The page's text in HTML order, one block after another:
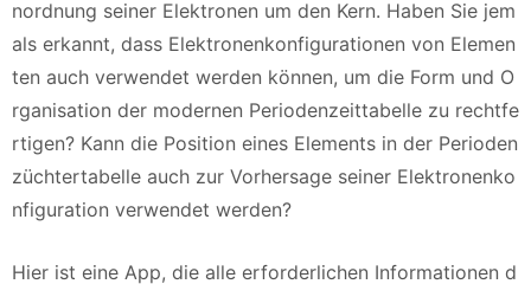
nordnung seiner Elektronen um den Kern. Haben Sie jem
als erkannt, dass Elektronenkonfigurationen von Elemen
ten auch verwendet werden können, um die Form und O
rganisation der modernen Periodenzeittabelle zu rechtfe
rtigen? Kann die Position eines Elements in der Perioden
züchtertabelle auch zur Vorhersage seiner Elektronenko
nfiguration verwendet werden?
Hier ist eine App, die alle erforderlichen Informationen d